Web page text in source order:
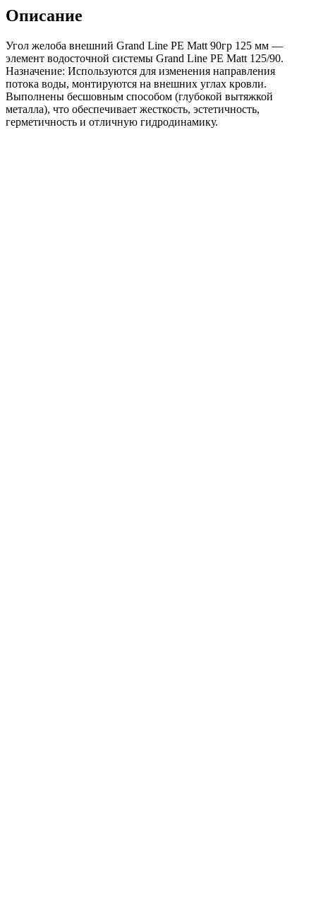
PE
Matt
125
мм
RAL
7024
мокрый
асфальт
Описание
Угол желоба внешний Grand Line PE Matt 90гр 125 мм —
элемент водосточной системы Grand Line PE Matt 125/90.
Назначение: Используются для изменения направления
потока воды, монтируются на внешних углах кровли.
Выполнены бесшовным способом (глубокой вытяжкой
металла), что обеспечивает жесткость, эстетичность,
герметичность и отличную гидродинамику.